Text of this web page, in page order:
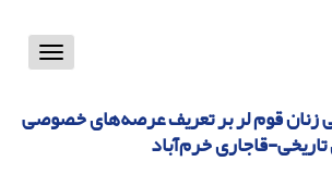
Toggle
زنان قوم لر بر تعریف عرصه‌های خصوصی
قاجاری خرم‌آباد